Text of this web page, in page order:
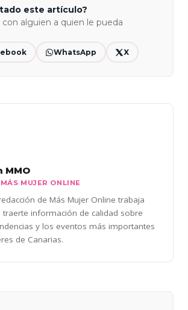
este artículo?
alguien a quien le pueda
WhatsApp X
MMO
MUJER ONLINE
de Más Mujer Online trabaja
traerte información de calidad sobre
y los eventos más importantes
de Canarias.